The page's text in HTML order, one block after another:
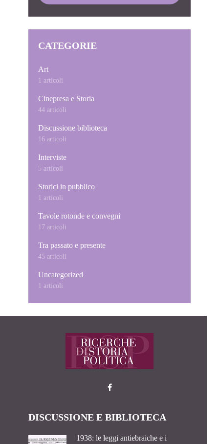
CATEGORIE
Art
1 articoli
Cinepresa e Storia
44 articoli
Discussione biblioteca
16 articoli
Interviste
5 articoli
Storici in pubblico
1 articoli
Tavole rotonde e convegni
17 articoli
Tra passato e presente
45 articoli
Uncategorized
1 articoli
DISCUSSIONE E BIBLIOTECA
1938: le leggi antiebraiche e i